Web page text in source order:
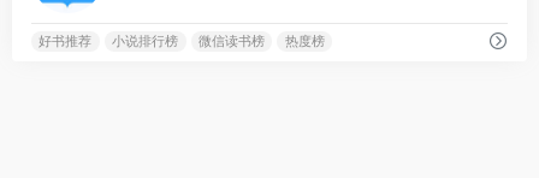
好书推荐 小说排行榜 微信读书榜 热度榜